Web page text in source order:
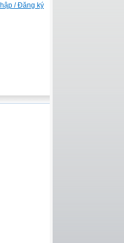
/ Đăng ký